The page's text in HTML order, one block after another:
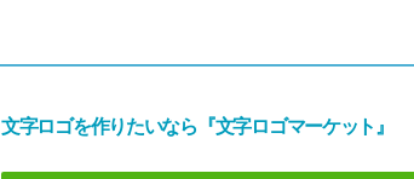
文字ロゴを作りたいなら 『文字ロゴマーケット』